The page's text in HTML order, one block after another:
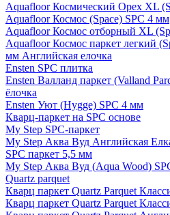
Aquafloor Космический Орех XL
Aquafloor Космос (Space) SPC 4 мм
Aquafloor Космос отборный XL
Aquafloor Космос паркет легкий
мм Английская елочка
Ensten SPC плитка
Ensten Валланд паркет (Valland
ёлочка
Ensten Уют (Hygge) SPC 4 мм
Кварц-паркет на SPC основе
My Step SPC-паркет
My Step Аква Вуд Английская
SPC паркет 5,5 мм
My Step Аква Вуд (Aqua Wood)
Quartz parquet
Кварц паркет Quartz Parquet
Кварц паркет Quartz Parquet